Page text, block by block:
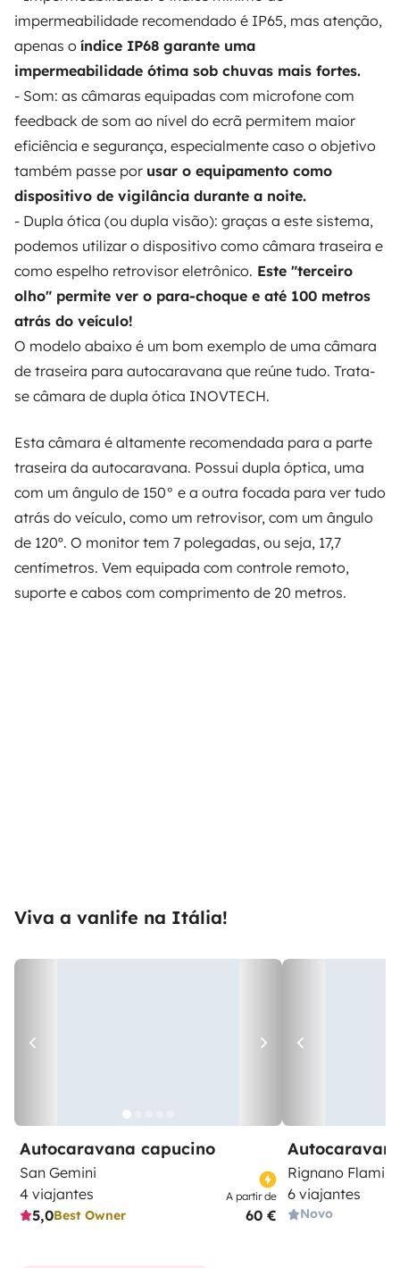
impermeabilidade recomendado é IP65, mas atenção,
apenas o índice IP68 garante uma
impermeabilidade ótima sob chuvas mais fortes.
- Som: as câmaras equipadas com microfone com
feedback de som ao nível do ecrã permitem maior
eficiência e segurança, especialmente caso o objetivo
também passe por usar o equipamento como
dispositivo de vigilância durante a noite.
- Dupla ótica (ou dupla visão): graças a este sistema,
podemos utilizar o dispositivo como câmara traseira e
como espelho retrovisor eletrônico. Este "terceiro
olho" permite ver o para-choque e até 100 metros
atrás do veículo!
O modelo abaixo é um bom exemplo de uma câmara
de traseira para autocaravana que reúne tudo. Trata-
se câmara de dupla ótica INOVTECH.
Esta câmara é altamente recomendada para a parte
traseira da autocaravana. Possui dupla óptica, uma
com um ângulo de 150° e a outra focada para ver tudo
atrás do veículo, como um retrovisor, com um ângulo
de 120º. O monitor tem 7 polegadas, ou seja, 17,7
centímetros. Vem equipada com controle remoto,
suporte e cabos com comprimento de 20 metros.
Viva a vanlife na Itália!
Autocaravana capucino
San Gemini
4 viajantes
5,0Best Owner
A partir de
60 €
Rignano
6 viajantes
Novo